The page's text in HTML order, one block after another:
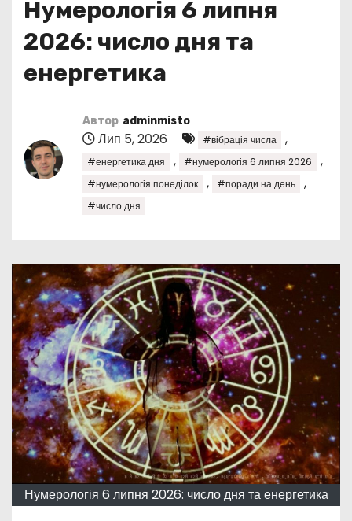
Нумерологія 6 липня
2026: число дня та
енергетика
Автор adminmisto
Лип 5, 2026 #вібрація числа ,
#енергетика дня , #нумерологія 6 липня 2026 ,
#нумерологія понеділок , #поради на день ,
#число дня
Нумерологія 6 липня 2026: число дня та енергетика